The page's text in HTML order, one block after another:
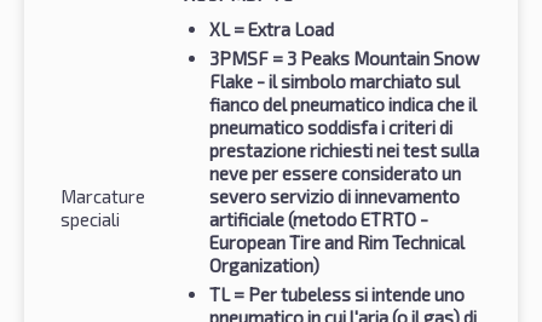
Marcature
speciali
XL= Extra Load
3PMSF = 3 Peaks Mountain Snow
Flake - il simbolo marchiato sul
fianco del pneumatico indica che il
pneumatico soddisfa i criteri di
prestazione richiesti nei test sulla
neve per essere considerato un
severo servizio di innevamento
artificiale (metodo ETRTO -
European Tire and Rim Technical
Organization)
TL= Per tubeless si intende uno
pneumatico in cui l'aria (o il gas) di